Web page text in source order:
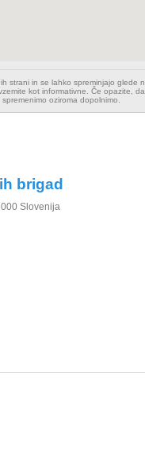
strani in se lahko spreminjajo glede
kot informativne. Če opazite,
oziroma dopolnimo.
brigad
Slovenija